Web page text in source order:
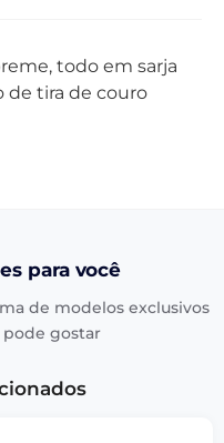
todo em sarja
de tira de couro
para você
de modelos exclusivos
gostar